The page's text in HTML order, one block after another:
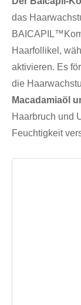
das
Haarfollikel,
aktivieren. Es
die
Macadamiaöl
Haarbruch und
Feuchtigkeit